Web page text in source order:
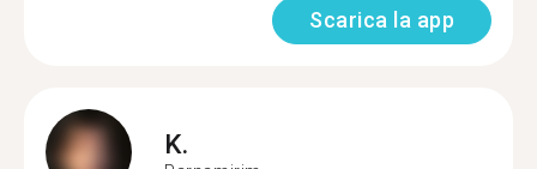
Scarica la app
K.